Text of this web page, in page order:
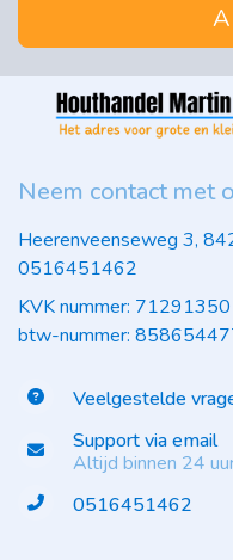
Neem contact met
Heerenveenseweg 3,
0516451462
KVK nummer: 71291350
btw-nummer:
Veelgestelde
Support via email
Altijd binnen 24
0516451462